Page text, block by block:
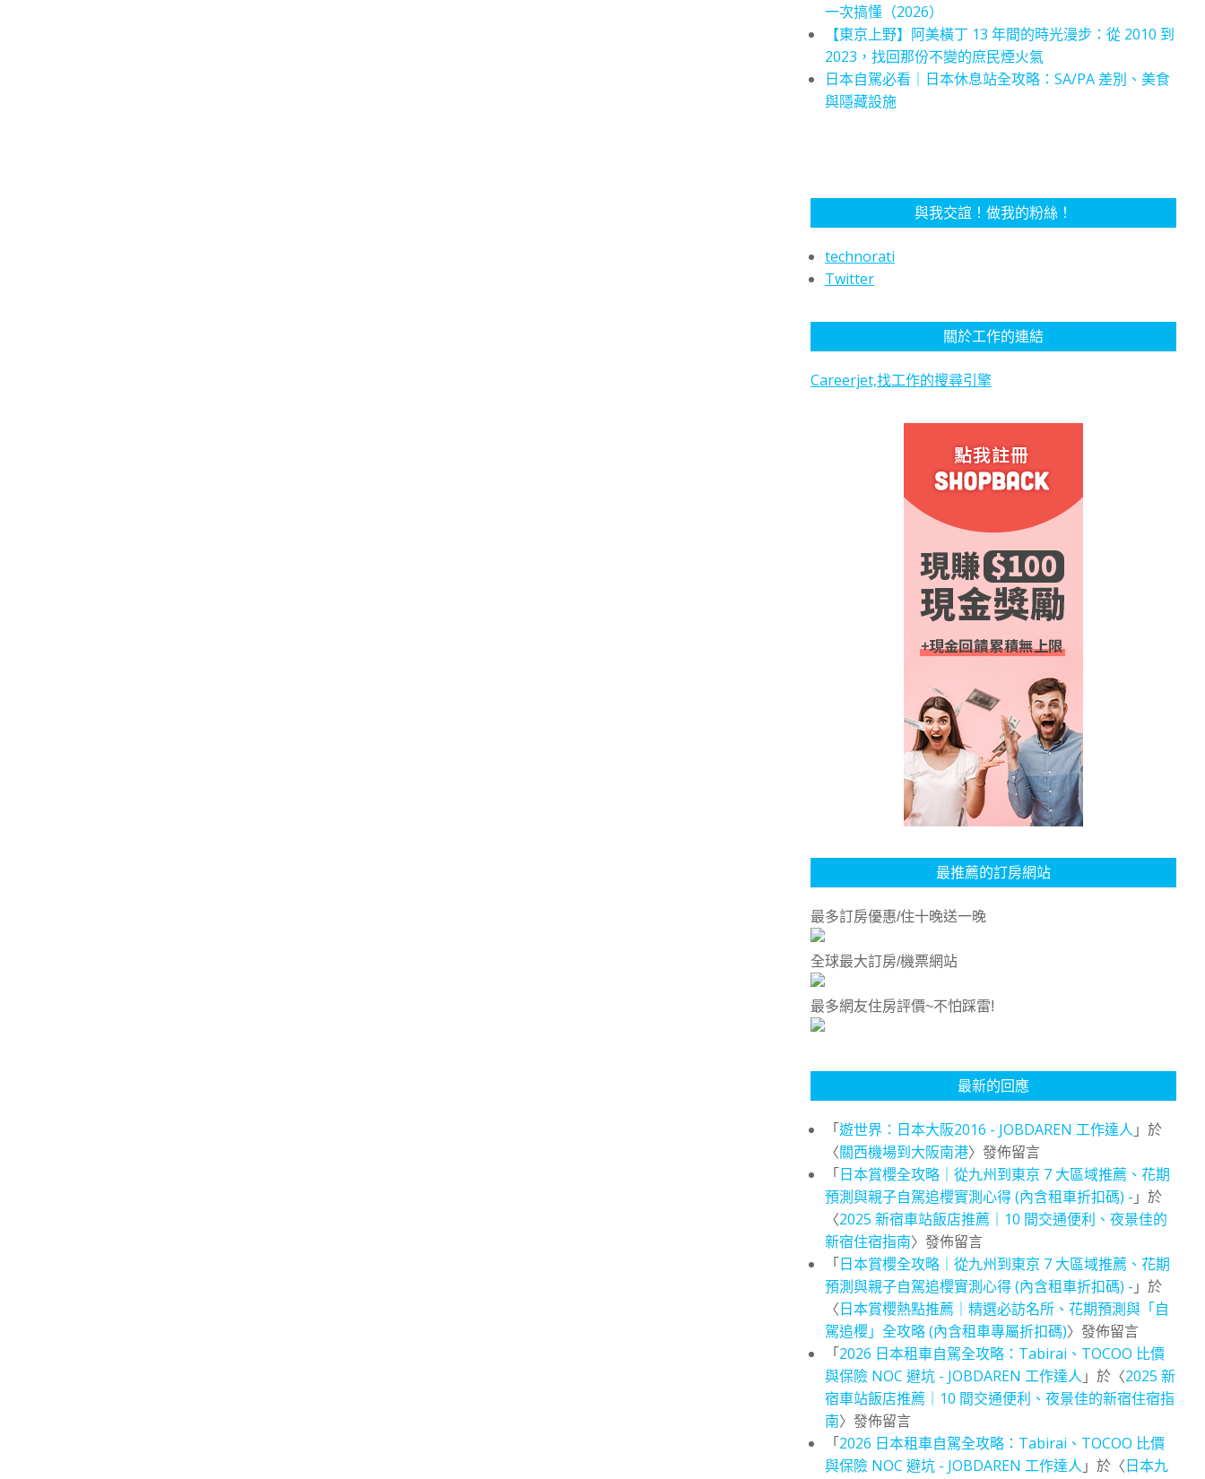
一次搞懂（2026）
【東京上野】阿美橫丁 13 年間的時光漫步：從 2010 到
2023，找回那份不變的庶民煙火氣
日本自駕必看｜日本休息站全攻略：SA/PA 差別、美食
與隱藏設施
與我交誼！做我的粉絲！
technorati
Twitter
關於工作的連結
Careerjet,找工作的搜尋引擎
最推薦的訂房網站
最多訂房優惠/住十晚送一晚
全球最大訂房/機票網站
最多網友住房評價~不怕踩雷!
最新的回應
「遊世界：日本大阪2016 - JOBDAREN 工作達人 」於
〈關西機場到大阪南港〉發佈留言
「日本賞櫻全攻略｜從九州到東京 7 大區域推薦、花期
預測與親子自駕追櫻實測心得 (內含租車折扣碼) - 」於
〈2025 新宿車站飯店推薦｜10 間交通便利、夜景佳的
新宿住宿指南〉發佈留言
「日本賞櫻全攻略｜從九州到東京 7 大區域推薦、花期
預測與親子自駕追櫻實測心得 (內含租車折扣碼) - 」於
〈日本賞櫻熱點推薦｜精選必訪名所、花期預測與「自
駕追櫻」全攻略 (內含租車專屬折扣碼)〉發佈留言
「2026 日本租車自駕全攻略：Tabirai、TOCOO 比價
與保險 NOC 避坑 - JOBDAREN 工作達人 」於〈2025 新
宿車站飯店推薦｜10 間交通便利、夜景佳的新宿住宿指
南〉發佈留言
「2026 日本租車自駕全攻略：Tabirai、TOCOO 比價
與保險 NOC 避坑 - JOBDAREN 工作達人 」於〈日本九